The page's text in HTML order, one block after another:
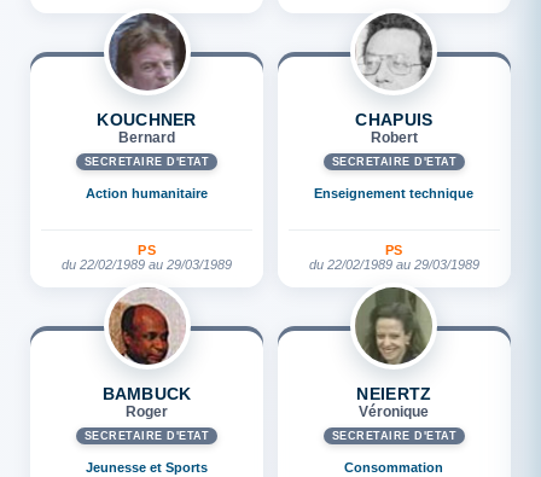
KOUCHNER
Bernard
SECRÉTAIRE D'ETAT
Action humanitaire
PS
du 22/02/1989 au 29/03/1989
CHAPUIS
Robert
SECRÉTAIRE D'ETAT
Enseignement technique
PS
du 22/02/1989 au 29/03/1989
BAMBUCK
Roger
SECRÉTAIRE D'ETAT
Jeunesse et Sports
NEIERTZ
Véronique
SECRÉTAIRE D'ETAT
Consommation